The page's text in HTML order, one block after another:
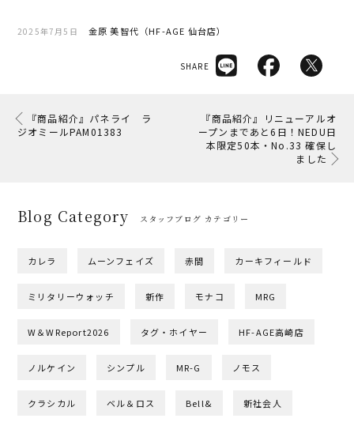
2025年7月5日 金原 美智代（HF-AGE 仙台店）
SHARE
『商品紹介』パネライ ラ
ジオミールPAM01383
『商品紹介』リニューアルオ
ープンまであと6日！NEDU日
本限定50本・No.33 確保し
ました
Blog Category スタッフブログ カテゴリー
カレラ ムーンフェイズ 赤間 カーキフィールド
ミリタリーウォッチ 新作 モナコ MRG
W＆WReport2026 タグ・ホイヤー HF-AGE高崎店
ノルケイン シンプル MR-G ノモス
クラシカル ベル＆ロス Bell& 新社会人